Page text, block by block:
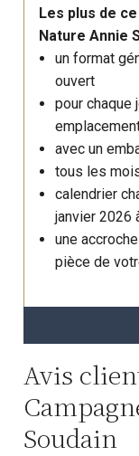
Les plus de
Nature Annie
un format
ouvert
pour chaque
avec un
tous les
calendrier
janvier 2026
une
pièce de
Avis
Soudain